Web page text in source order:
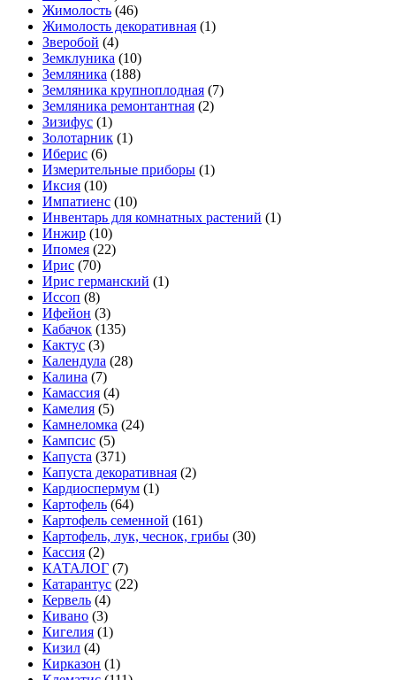
Жимолость (46)
Жимолость декоративная (1)
Зверобой (4)
Земклуника (10)
Земляника (188)
Земляника крупноплодная (7)
Земляника ремонтантная (2)
Зизифус (1)
Золотарник (1)
Иберис (6)
Измерительные приборы (1)
Иксия (10)
Импатиенс (10)
Инвентарь для комнатных растений (1)
Инжир (10)
Ипомея (22)
Ирис (70)
Ирис германский (1)
Иссоп (8)
Ифейон (3)
Кабачок (135)
Кактус (3)
Календула (28)
Калина (7)
Камассия (4)
Камелия (5)
Камнеломка (24)
Кампсис (5)
Капуста (371)
Капуста декоративная (2)
Кардиоспермум (1)
Картофель (64)
Картофель семенной (161)
Картофель, лук, чеснок, грибы (30)
Кассия (2)
КАТАЛОГ (7)
Катарантус (22)
Кервель (4)
Кивано (3)
Кигелия (1)
Кизил (4)
Кирказон (1)